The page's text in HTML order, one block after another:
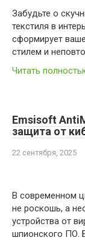
Забудьте о
текстиля в
сформирует
стилем и
Читать
Emsisoft
защита от
22 сентября, 2025
В современном
не роскошь, а
устройства от
шпионского ПО.